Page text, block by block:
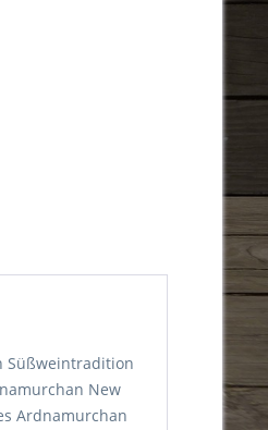
Süßweintradition
New
Ardnamurchan